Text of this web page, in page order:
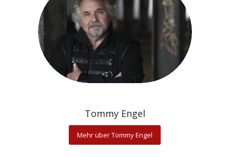
Tommy Engel
Mehr über Tommy Engel